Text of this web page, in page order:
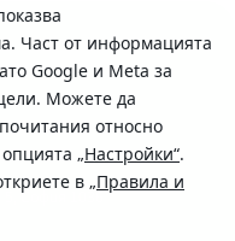
Част от информацията
Google и Meta за
Можете да
относно
„Настройки“.
в „Правила и
5, София 1036